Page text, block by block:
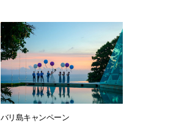
バリ島キャンペーン